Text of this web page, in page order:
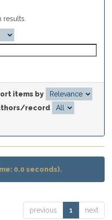
results.
items by
record
0.0 seconds).
previous 1 next